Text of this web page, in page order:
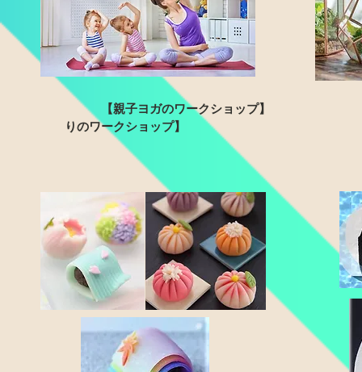
【親子ヨガのワークショップ
りのワークショップ】